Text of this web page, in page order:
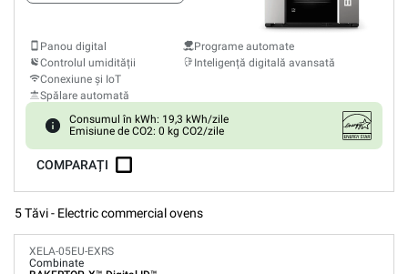
Panou digital
Controlul umidității
Conexiune și IoT
Spălare automată
Programe automate
Inteligență digitală avansată
Consumul în kWh: 19,3 kWh/zile
Emisiune de CO2: 0 kg CO2/zile
COMPARAȚI
5 Tăvi - Electric commercial ovens
XELA-05EU-EXRS
Combinate